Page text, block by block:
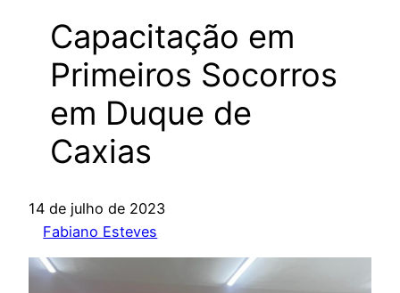
Capacitação em
Primeiros Socorros
em Duque de
Caxias
14 de julho de 2023
Fabiano Esteves